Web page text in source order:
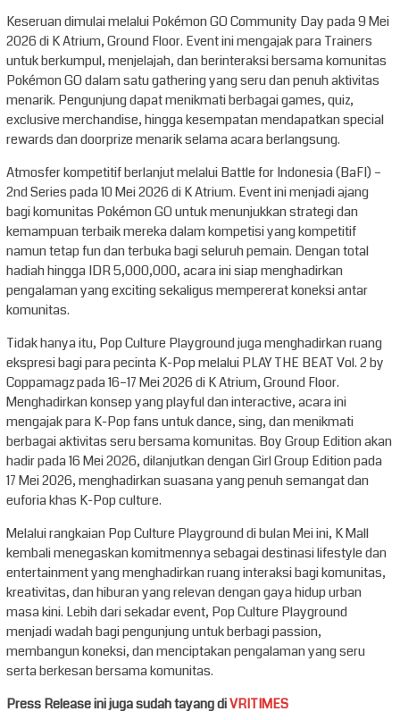
Keseruan dimulai melalui Pokémon GO Community Day pada 9 Mei
2026 di K Atrium, Ground Floor. Event ini mengajak para Trainers
untuk berkumpul, menjelajah, dan berinteraksi bersama komunitas
Pokémon GO dalam satu gathering yang seru dan penuh aktivitas
menarik. Pengunjung dapat menikmati berbagai games, quiz,
exclusive merchandise, hingga kesempatan mendapatkan special
rewards dan doorprize menarik selama acara berlangsung.
Atmosfer kompetitif berlanjut melalui Battle for Indonesia (BaFI) –
2nd Series pada 10 Mei 2026 di K Atrium. Event ini menjadi ajang
bagi komunitas Pokémon GO untuk menunjukkan strategi dan
kemampuan terbaik mereka dalam kompetisi yang kompetitif
namun tetap fun dan terbuka bagi seluruh pemain. Dengan total
hadiah hingga IDR 5,000,000, acara ini siap menghadirkan
pengalaman yang exciting sekaligus mempererat koneksi antar
komunitas.
Tidak hanya itu, Pop Culture Playground juga menghadirkan ruang
ekspresi bagi para pecinta K-Pop melalui PLAY THE BEAT Vol. 2 by
Coppamagz pada 16–17 Mei 2026 di K Atrium, Ground Floor.
Menghadirkan konsep yang playful dan interactive, acara ini
mengajak para K-Pop fans untuk dance, sing, dan menikmati
berbagai aktivitas seru bersama komunitas. Boy Group Edition akan
hadir pada 16 Mei 2026, dilanjutkan dengan Girl Group Edition pada
17 Mei 2026, menghadirkan suasana yang penuh semangat dan
euforia khas K-Pop culture.
Melalui rangkaian Pop Culture Playground di bulan Mei ini, K Mall
kembali menegaskan komitmennya sebagai destinasi lifestyle dan
entertainment yang menghadirkan ruang interaksi bagi komunitas,
kreativitas, dan hiburan yang relevan dengan gaya hidup urban
masa kini. Lebih dari sekadar event, Pop Culture Playground
menjadi wadah bagi pengunjung untuk berbagi passion,
membangun koneksi, dan menciptakan pengalaman yang seru
serta berkesan bersama komunitas.
Press Release ini juga sudah tayang diVRITIMES